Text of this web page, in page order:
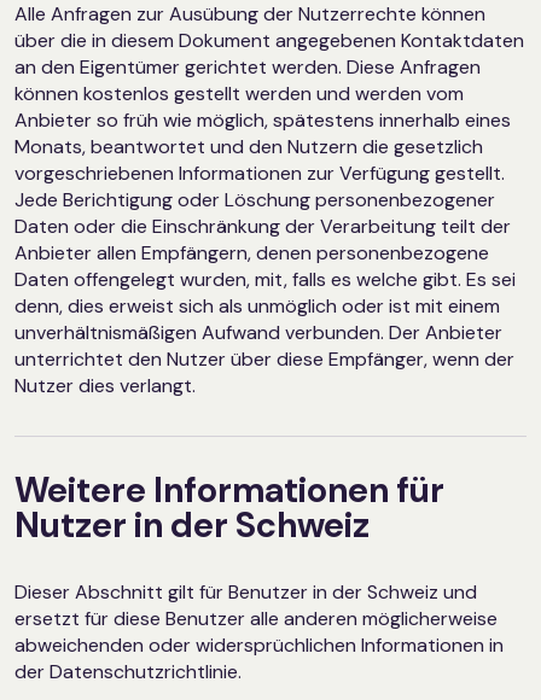
Alle Anfragen zur Ausübung der Nutzerrechte können
über die in diesem Dokument angegebenen Kontaktdaten
an den Eigentümer gerichtet werden. Diese Anfragen
können kostenlos gestellt werden und werden vom
Anbieter so früh wie möglich, spätestens innerhalb eines
Monats, beantwortet und den Nutzern die gesetzlich
vorgeschriebenen Informationen zur Verfügung gestellt.
Jede Berichtigung oder Löschung personenbezogener
Daten oder die Einschränkung der Verarbeitung teilt der
Anbieter allen Empfängern, denen personenbezogene
Daten offengelegt wurden, mit, falls es welche gibt. Es sei
denn, dies erweist sich als unmöglich oder ist mit einem
unverhältnismäßigen Aufwand verbunden. Der Anbieter
unterrichtet den Nutzer über diese Empfänger, wenn der
Nutzer dies verlangt.
Weitere Informationen für
Nutzer in der Schweiz
Dieser Abschnitt gilt für Benutzer in der Schweiz und
ersetzt für diese Benutzer alle anderen möglicherweise
abweichenden oder widersprüchlichen Informationen in
der Datenschutzrichtlinie.